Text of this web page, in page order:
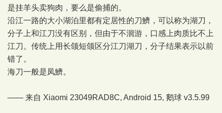
是挂羊头卖狗肉，要么是偷捕的。
沿江一路的大小湖泊里都有定居性的刀鱭，可以称为湖刀，
分子上和江刀没有区别，但由于不洄游，口感上肉质比不上
江刀。传统上用长颌短颌区分江刀湖刀，分子结果表示以前
错了。
海刀一般是凤鱭。
—— 来自 Xiaomi 23049RAD8C, Android 15, 鹅球 v3.5.99